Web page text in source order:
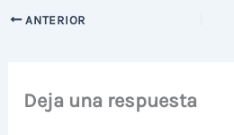
ANTERIOR
Deja una respuesta